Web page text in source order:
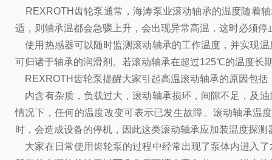
REXROTH齿轮泵通常，海涛泵业滚动轴承的温度随着
适，则轴承温都会急骤上升，会出现异常高温，这时必须
使用热感器可以随时监测滚动轴承的工作温度，并实现
可归诸于轴承的润滑剂。若滚动轴承在超过125℃的温度长
REXROTH齿轮泵提醒大家引起高温滚动轴承的原因包括
内含有杂质，负载过大，滚动轴承损环，间隙不足，及
情况下，任何的温度改变可表示已发生故障。滚动轴承温
时，会造成设备的停机，因此这类滚动轴承应加装温度探
大家在日常使用齿轮泵的过程中经常出现了泵体内进入